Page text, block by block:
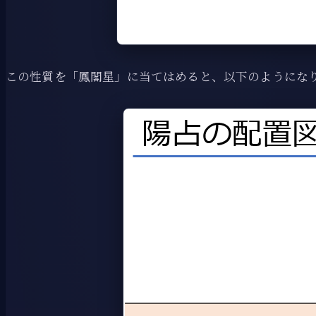
この性質を「鳳閣星」に当てはめると、以下のようにな